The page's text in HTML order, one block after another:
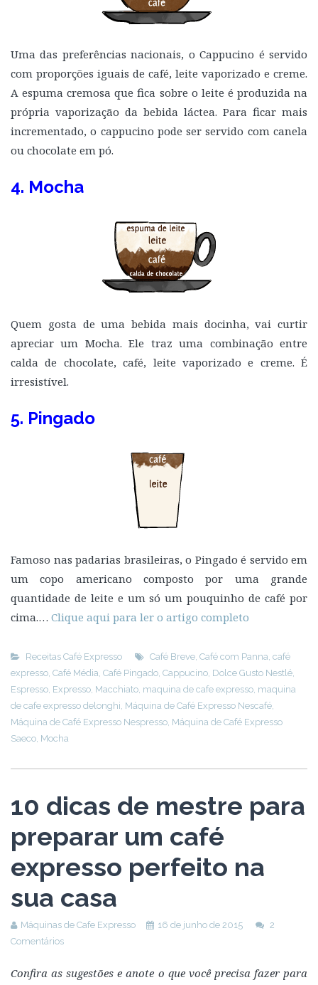
Uma das preferências nacionais, o Cappucino é servido
com proporções iguais de café, leite vaporizado e creme.
A espuma cremosa que fica sobre o leite é produzida na
própria vaporização da bebida láctea. Para ficar mais
incrementado, o cappucino pode ser servido com canela
ou chocolate em pó.
4. Mocha
Quem gosta de uma bebida mais docinha, vai curtir
apreciar um Mocha. Ele traz uma combinação entre
calda de chocolate, café, leite vaporizado e creme. É
irresistível.
5. Pingado
Famoso nas padarias brasileiras, o Pingado é servido em
um copo americano composto por uma grande
quantidade de leite e um só um pouquinho de café por
cima.… Clique aqui para ler o artigo completo
Receitas Café Expresso Café Breve, Café com Panna, café
expresso, Café Média, Café Pingado, Cappucino, Dolce Gusto Nestlé,
Espresso, Expresso, Macchiato, maquina de cafe expresso, maquina
de cafe expresso delonghi, Máquina de Café Expresso Nescafé,
Máquina de Café Expresso Nespresso, Máquina de Café Expresso
Saeco, Mocha
10 dicas de mestre para
preparar um café
expresso perfeito na
sua casa
Máquinas de Cafe Expresso 16 de junho de 2015
2
Comentários
Confira as sugestões e anote o que você precisa fazer para